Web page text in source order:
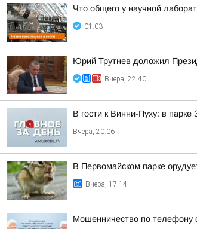
Что общего у научной
01:03
Юрий Трутнев доложил
Вчера, 22:40
В гости к Винни-Пуху: в
Вчера, 20:06
В Первомайском парке
Вчера, 17:14
Мошенничество по телефону